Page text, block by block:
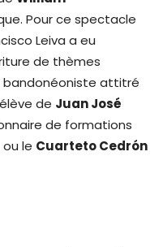
Pour ce spectacle
Leiva a eu
de thèmes
bandonéoniste attitré
de Juan José
de formations
ou le Cuarteto Cedrón